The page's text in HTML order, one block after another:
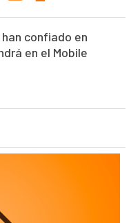
confiado en
en el Mobile